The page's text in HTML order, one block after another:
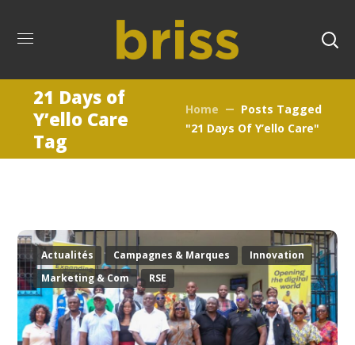
21 Days of
Y’ello Care
Tag
Home
Posts Tagged
"21 Days Of Y’ello Care"
Actualités Campagnes & Marques
Innovation
Marketing & Com
RSE